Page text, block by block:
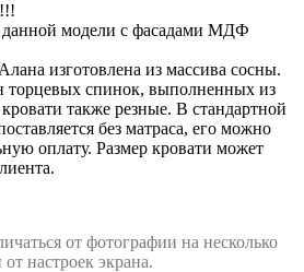
модели с фасадами МДФ
изготовлена из массива сосны.
торцевых спинок, выполненных из
также резные. В стандартной
без матраса, его можно
оплату. Размер кровати может
от фотографии на несколько
настроек экрана.